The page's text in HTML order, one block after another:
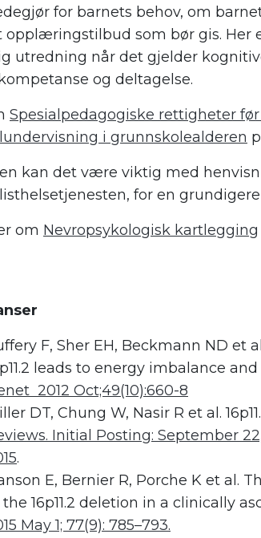
for barnets behov, om
opplæringstilbud som bør gis. Her
utredning når det gjelder
og deltagelse.
Spesialpedagogiske rettigheter
i grunnskolealderen
kan det være viktig med
for en
om Nevropsykologisk kartlegging
F, Sher EH, Beckmann ND et
leads to energy imbalance
2012 Oct;49(10):660-8
DT, Chung W, Nasir R et al.
Initial Posting: September
.
E, Bernier R, Porche K et al.
the 16p11.2 deletion in a clinically
May 1; 77(9): 785–793.